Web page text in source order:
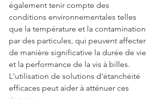
également tenir compte des
conditions environnementales telles
que la température et la contamination
par des particules, qui peuvent affecter
de manière significative la durée de vie
et la performance de la vis à billes.
L'utilisation de solutions d'étanchéité
efficaces peut aider à atténuer ces